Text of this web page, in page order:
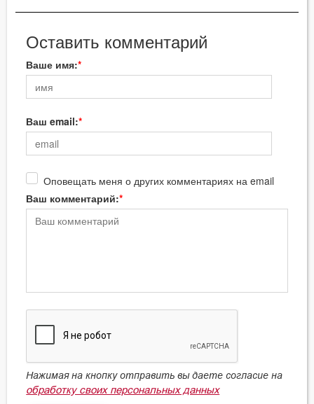
Оставить комментарий
Ваше имя:
Ваш email:
Оповещать меня о других комментариях на email
Ваш комментарий:
Нажимая на кнопку отправить вы даете согласие на
обработку своих персональных данных